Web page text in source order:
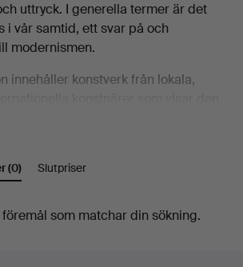
uttryck. I generella termer är det
i vår samtid, ett svar på och
modernismen.
innehåller konstverk från lokala,
utgör, bland annat Karin
av katalogen och upptäcka några
är en del av den samtida
(0) Slutpriser
som matchar din sökning.